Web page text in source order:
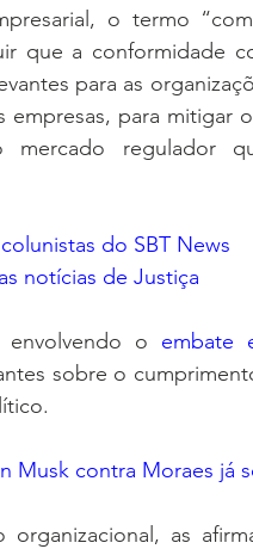
o termo
que a conformidade
para as
empresas, para mitigar
mercado regulador
do SBT News
notícias de Justiça
o embate
sobre o
Musk contra Moraes já
organizacional, as